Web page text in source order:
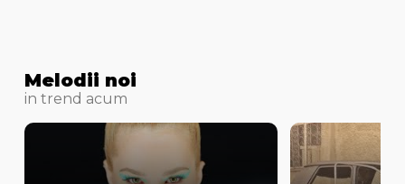
Melodii noi
in trend acum